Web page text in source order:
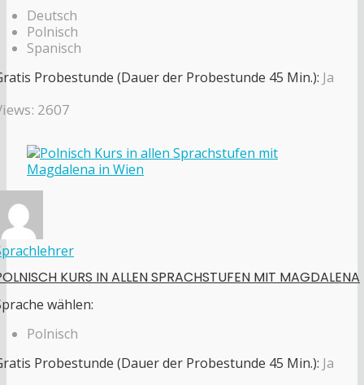
Deutsch
Polnisch
Spanisch
Probestunde (Dauer der Probestunde 45 Min.): Ja
2607
KURS IN ALLEN SPRACHSTUFEN MIT MAGDALENA
wählen:
Polnisch
Probestunde (Dauer der Probestunde 45 Min.): Ja